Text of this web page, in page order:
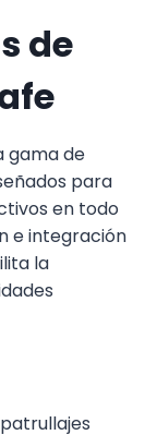
de
gama de
para
en todo
e integración
la